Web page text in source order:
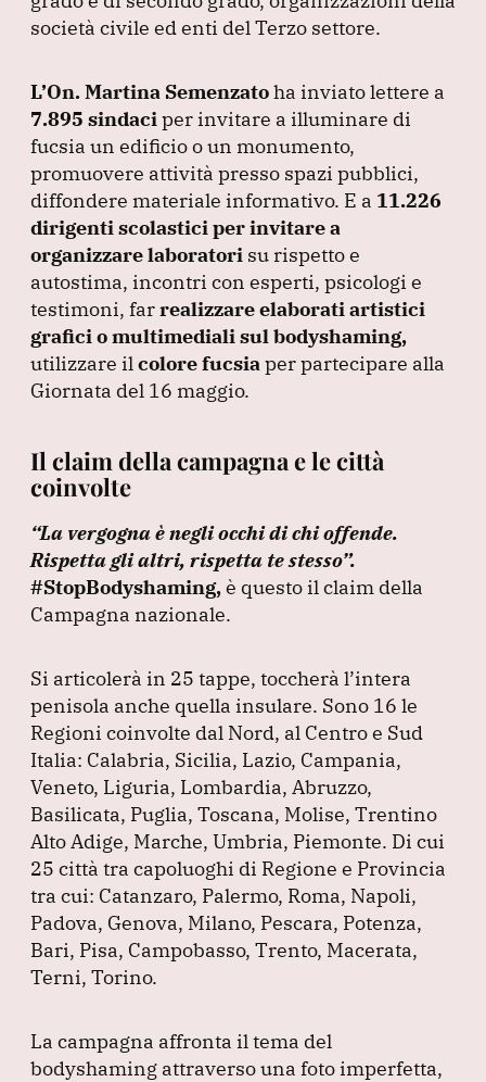
società civile ed enti del Terzo settore.
L’On.Martina Semenzatoha inviato lettere a
7.895 sindaci per invitare a illuminare di
fucsia un edificio o un monumento,
promuovere attività presso spazi pubblici,
diffondere materiale informativo. E a 11.226
dirigenti scolastici per invitare a
organizzare laboratori su rispetto e
autostima, incontri con esperti, psicologi e
testimoni, farrealizzare elaborati artistici
grafici o multimediali sul bodyshaming,
utilizzare il colore fucsia per partecipare alla
Giornata del 16 maggio.
Il claim della campagna e le città
coinvolte
“La vergogna è negli occhi di chi offende.
Rispetta gli altri, rispetta te stesso”.
#StopBodyshaming,è questo il claim della
Campagna nazionale.
Si articolerà in 25 tappe, toccherà l’intera
penisola anche quella insulare. Sono 16 le
Regioni coinvolte dal Nord, al Centro e Sud
Italia: Calabria, Sicilia, Lazio, Campania,
Veneto, Liguria, Lombardia, Abruzzo,
Basilicata, Puglia, Toscana, Molise, Trentino
Alto Adige, Marche, Umbria, Piemonte. Di cui
25 città tra capoluoghi di Regione e Provincia
tra cui: Catanzaro, Palermo, Roma, Napoli,
Padova, Genova, Milano, Pescara, Potenza,
Bari, Pisa, Campobasso, Trento, Macerata,
Terni, Torino.
La campagna affronta il tema del
bodyshaming attraverso una foto imperfetta,